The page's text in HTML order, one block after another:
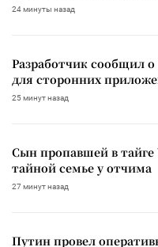
24 минуты назад
Разработчик сообщил
для сторонних
25 минут назад
Сын пропавшей в тайге
тайной семье у отчима
27 минут назад
Путин провел